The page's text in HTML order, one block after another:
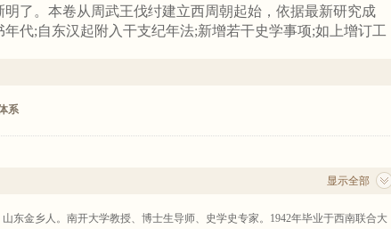
了。本卷从周武王伐纣建立西周朝起始，依据最新研究成
年代;自东汉起附入干支纪年法;新增若干史学事项;如上增订工
系
显示全部
金乡人。南开大学教授、博士生导师、史学史专家。1942年毕业于西南联合大